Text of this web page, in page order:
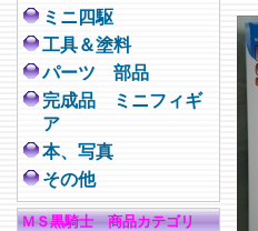
ミニ四駆
工具＆塗料
パーツ 部品
完成品 ミニフィギ
ア
本、写真
その他
ＭＳ黒騎士 商品カテゴリ